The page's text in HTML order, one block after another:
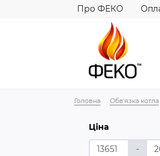
Про ФЕКО
Головна Обвʼязка котла
Ціна
-